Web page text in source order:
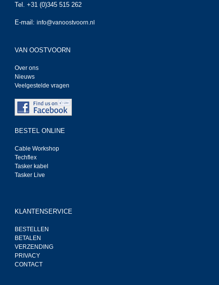
Tel. +31 (0)345 515 262
E-mail: info@vanoostvoorn.nl
VAN OOSTVOORN
Over ons
Nieuws
Veelgestelde vragen
BESTEL ONLINE
Cable Workshop
Techflex
Tasker kabel
Tasker Live
KLANTENSERVICE
BESTELLEN
BETALEN
VERZENDING
PRIVACY
CONTACT